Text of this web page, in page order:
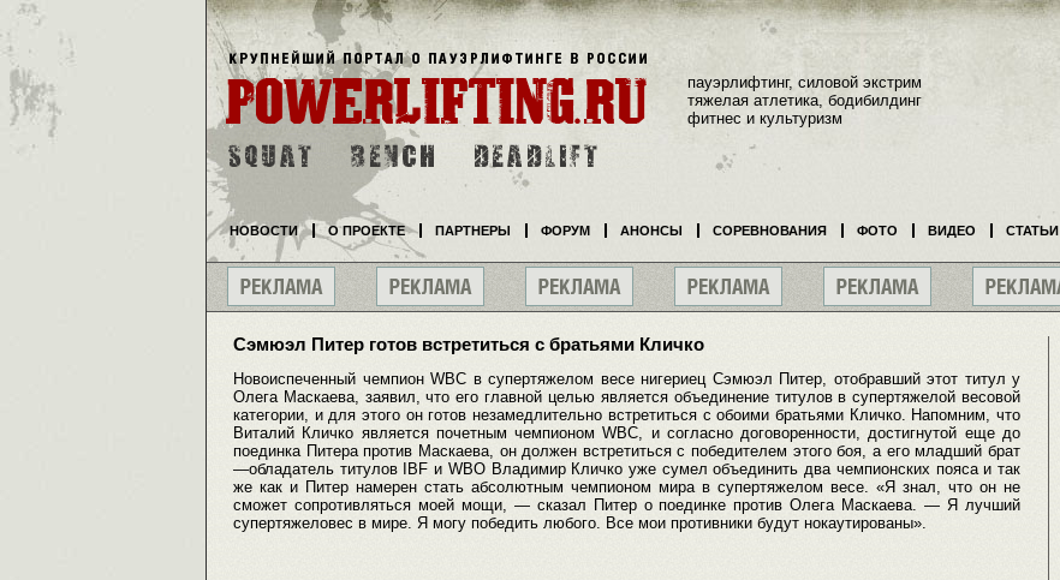
Сэмюэл Питер готов встретиться с братьями Кличко
Новоиспеченный чемпион WBC в супертяжелом весе нигериец Сэмюэл Питер, отобравший этот титул у
Олега Маскаева, заявил, что его главной целью является объединение титулов в супертяжелой весовой
категории, и для этого он готов незамедлительно встретиться с обоими братьями Кличко. Напомним, что
Виталий Кличко является почетным чемпионом WBC, и согласно договоренности, достигнутой еще до
поединка Питера против Маскаева, он должен встретиться с победителем этого боя, а его младший брат
—обладатель титулов IBF и WBO Владимир Кличко уже сумел объединить два чемпионских пояса и так
же как и Питер намерен стать абсолютным чемпионом мира в супертяжелом весе. «Я знал, что он не
сможет сопротивляться моей мощи, — сказал Питер о поединке против Олега Маскаева. — Я лучший
супертяжеловес в мире. Я могу победить любого. Все мои противники будут нокаутированы».
пауэрлифтинг, силовой экстрим
тяжелая атлетика, бодибилдинг
фитнес и культуризм
НОВОСТИ О ПРОЕКТЕ ПАРТНЕРЫ ФОРУМ АНОНСЫ СОРЕВНОВАНИЯ ФОТО ВИДЕО СТАТЬИ